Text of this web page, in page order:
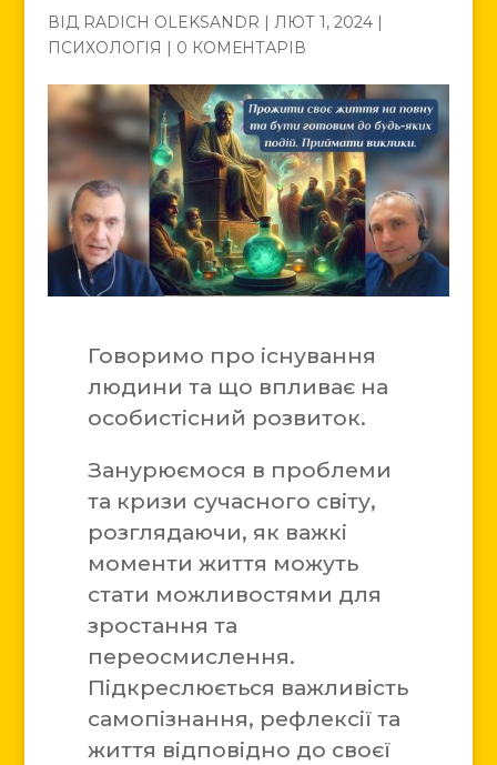
ВІД RADICH OLEKSANDR | ЛЮТ 1, 2024|
ПСИХОЛОГІЯ | 0 КОМЕНТАРІВ
Говоримо про існування
людини та що впливає на
особистісний розвиток.
Занурюємося в проблеми
та кризи сучасного світу,
розглядаючи, як важкі
моменти життя можуть
стати можливостями для
зростання та
переосмислення.
Підкреслюється важливість
самопізнання, рефлексії та
життя відповідно до своєї